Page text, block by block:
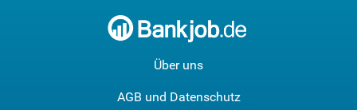
Über uns
AGB und Datenschutz